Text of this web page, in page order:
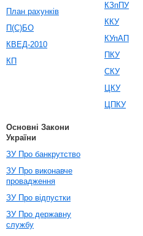
План рахунків
П(С)БО
КВЕД-2010
КП
КЗпПУ
ККУ
КУпАП
ПКУ
СКУ
ЦКУ
ЦПКУ
Основні Закони
України
ЗУ Про банкрутство
ЗУ Про виконавче
провадження
ЗУ Про відпустки
ЗУ Про державну
службу